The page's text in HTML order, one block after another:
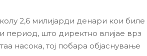
2,6 милијарди денари кои биле
што директно влијае врз
насока, тој побара објаснување